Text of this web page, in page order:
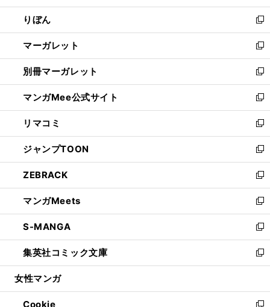
開
く
ウ
で
開
く
ン
ド
ウ
で
開
く
ウ
ィ
ン
ド
ウ
で
開
く
りぼん
新
し
い
ウ
ィ
ン
ド
ウ
で
開
く
マーガレット
新
し
い
ウ
ィ
ン
ド
ウ
で
開
く
別冊マーガレット
新
し
い
ウ
ィ
ン
ド
ウ
で
開
く
マンガMee公式サイト
新
し
い
ウ
ィ
ン
ド
ウ
で
開
く
リマコミ
新
し
い
ウ
ィ
ン
ド
ウ
で
開
く
ジャンプTOON
新
し
い
ウ
ィ
ン
ド
ウ
で
開
ZEBRACK
新
し
い
ウ
ィ
ン
ド
ウ
開
く
マンガMeets
新
し
い
ウ
ィ
ン
ウ
で
S-MANGA
新
し
い
ウ
ン
集英社コミック文庫
新
し
ウ
女性マンガ
Cookie